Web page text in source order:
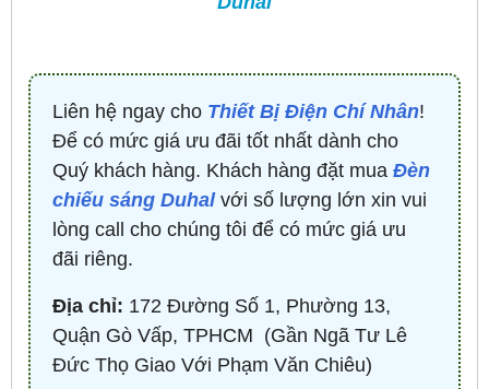
Liên hệ ngay cho Thiết Bị Điện Chí Nhân!
Để có mức giá ưu đãi tốt nhất dành cho
Quý khách hàng. Khách hàng đặt mua Đèn
chiếu sáng Duhalvới số lượng lớn xin vui
lòng call cho chúng tôi để có mức giá ưu
đãi riêng.
Địa chỉ: 172 Đường Số 1, Phường 13,
Quận Gò Vấp, TPHCM ​ (Gần Ngã Tư Lê
Đức Thọ Giao Với Phạm Văn Chiêu)